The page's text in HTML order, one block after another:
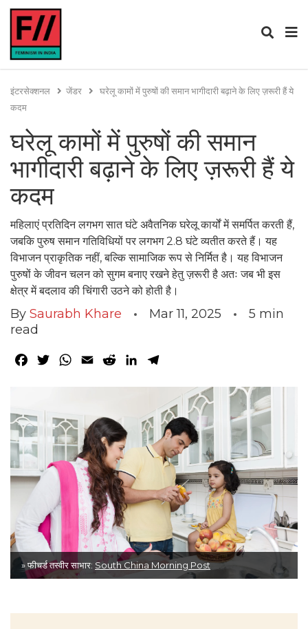
इंटरसेक्शनल जेंडर
घरेलू कामों में पुरुषों की समान भागीदारी बढ़ाने के लिए ज़रूरी हैं ये
कदम
घरेलू कामों में पुरुषों की समान
भागीदारी बढ़ाने के लिए ज़रूरी हैं ये
कदम
महिलाएं प्रतिदिन लगभग सात घंटे अवैतनिक घरेलू कार्यों में समर्पित करती हैं,
जबकि पुरुष समान गतिविधियों पर लगभग 2.8 घंटे व्यतीत करते हैं। यह
विभाजन प्राकृतिक नहीं, बल्कि सामाजिक रूप से निर्मित है। यह विभाजन
पुरुषों के जीवन चलन को सुगम बनाए रखने हेतु ज़रूरी है अतः जब भी इस
क्षेत्र में बदलाव की चिंगारी उठने को होती है।
By Saurabh Khare Mar 11, 2025 5 min
read
Facebook
TwitterWhatsApp
Email RedditLinkedIn
» फीचर्ड तस्वीर साभार: South China Morning Post